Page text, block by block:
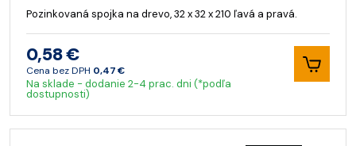
Pozinkovaná spojka na drevo, 32 x 32 x 210 ľavá a pravá.
0,58 €
Cena bez DPH 0,47 €
Na sklade - dodanie 2-4 prac. dni (*podľa
dostupnosti)